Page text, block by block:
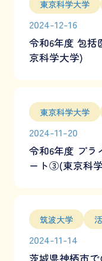
2024-12-16
東京科学大学
令和6年度 包括
京科学大学)
2024-11-20
東京科学大学
令和6年度 プラ
ート③(東京科
2024-11-14
筑波大学